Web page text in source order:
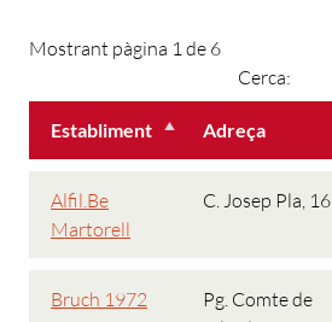
Mostrant pàgina 1 de 6
Cerca:
Establiment Adreça
Alfil.Be
Martorell
C. Josep Pla, 16
Bruch 1972
Pg. Comte de